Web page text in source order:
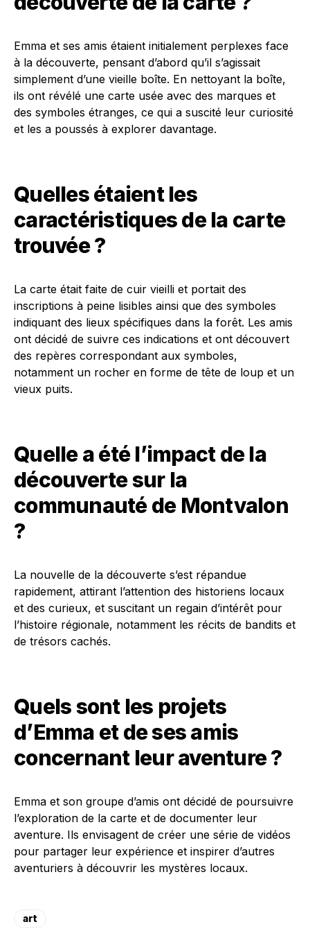
Emma et ses amis étaient initialement perplexes face
à la découverte, pensant d’abord qu’il s’agissait
simplement d’une vieille boîte. En nettoyant la boîte,
ils ont révélé une carte usée avec des marques et
des symboles étranges, ce qui a suscité leur curiosité
et les a poussés à explorer davantage.
Quelles étaient les
caractéristiques de la carte
trouvée ?
La carte était faite de cuir vieilli et portait des
inscriptions à peine lisibles ainsi que des symboles
indiquant des lieux spécifiques dans la forêt. Les amis
ont décidé de suivre ces indications et ont découvert
des repères correspondant aux symboles,
notamment un rocher en forme de tête de loup et un
vieux puits.
Quelle a été l’impact de la
découverte sur la
communauté de Montvalon
?
La nouvelle de la découverte s’est répandue
rapidement, attirant l’attention des historiens locaux
et des curieux, et suscitant un regain d’intérêt pour
l’histoire régionale, notamment les récits de bandits et
de trésors cachés.
Quels sont les projets
d’Emma et de ses amis
concernant leur aventure ?
Emma et son groupe d’amis ont décidé de poursuivre
l’exploration de la carte et de documenter leur
aventure. Ils envisagent de créer une série de vidéos
pour partager leur expérience et inspirer d’autres
aventuriers à découvrir les mystères locaux.
art